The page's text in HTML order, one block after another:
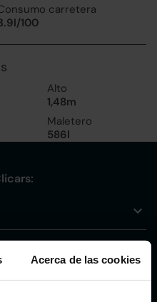
Acerca de las cookies
carretera
100
Alto
1,48m
Maletero
586l